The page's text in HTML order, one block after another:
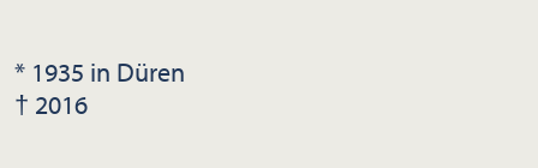
* 1935 in Düren
† 2016